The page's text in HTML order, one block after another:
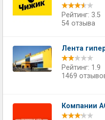
Рейтинг: 3.5
54 отзыва
Лента
Рейтинг: 1.9
1469
Компании